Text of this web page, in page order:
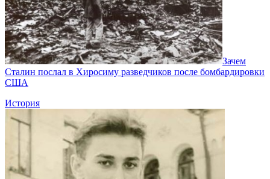
Зачем
Сталин послал в Хиросиму разведчиков после бомбардировки
США
История